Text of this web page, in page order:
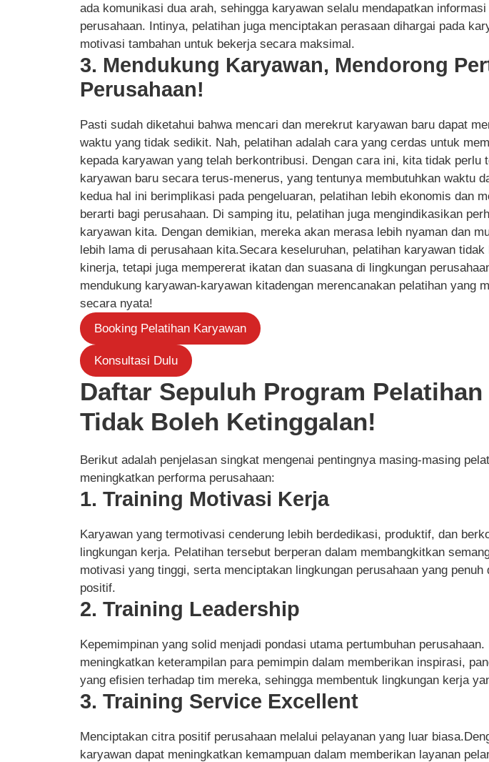
ada komunikasi dua arah, sehingga karyawan selalu mendapatkan
perusahaan. Intinya, pelatihan juga menciptakan perasaan dihargai pada
motivasi tambahan untuk bekerja secara maksimal.
3. Mendukung Karyawan, Mendorong
Perusahaan!
Pasti sudah diketahui bahwa mencari dan merekrut karyawan baru dapat
waktu yang tidak sedikit. Nah, pelatihan adalah cara yang cerdas untuk
kepada karyawan yang telah berkontribusi. Dengan cara ini, kita tidak perlu
karyawan baru secara terus-menerus, yang tentunya membutuhkan waktu
kedua hal ini berimplikasi pada pengeluaran, pelatihan lebih ekonomis dan
berarti bagi perusahaan. Di samping itu, pelatihan juga mengindikasikan
karyawan kita. Dengan demikian, mereka akan merasa lebih nyaman dan
lebih lama di perusahaan kita.Secara keseluruhan, pelatihan karyawan
kinerja, tetapi juga mempererat ikatan dan suasana di lingkungan
mendukung karyawan-karyawan kitadengan merencanakan pelatihan yang
secara nyata!
Booking Pelatihan Karyawan
Konsultasi Dulu
Daftar Sepuluh Program Pelatihan
Tidak Boleh Ketinggalan!
Berikut adalah penjelasan singkat mengenai pentingnya masing-masing
meningkatkan performa perusahaan:
1. Training Motivasi Kerja
Karyawan yang termotivasi cenderung lebih berdedikasi, produktif, dan
lingkungan kerja. Pelatihan tersebut berperan dalam membangkitkan
motivasi yang tinggi, serta menciptakan lingkungan perusahaan yang penuh
positif.
2. Training Leadership
Kepemimpinan yang solid menjadi pondasi utama pertumbuhan perusahaan.
meningkatkan keterampilan para pemimpin dalam memberikan inspirasi,
yang efisien terhadap tim mereka, sehingga membentuk lingkungan kerja
3. Training Service Excellent
Menciptakan citra positif perusahaan melalui pelayanan yang luar
karyawan dapat meningkatkan kemampuan dalam memberikan layanan